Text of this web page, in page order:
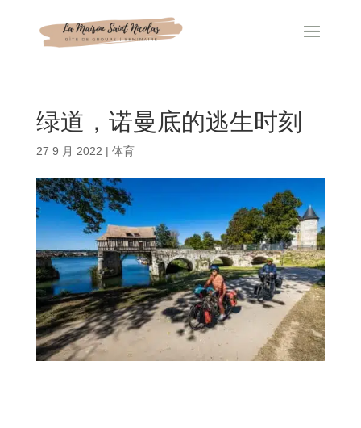
绿道，诺曼底的逃生时刻
27 9 月 2022 | 体育